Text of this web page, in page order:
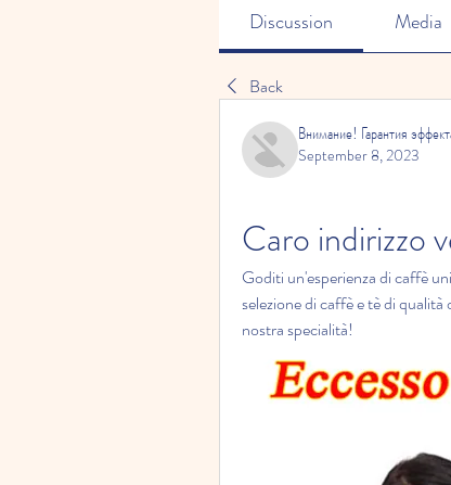
Discussion Media
Back
Внимание! Гарантия
September 8, 2023
Caro indirizzo
Goditi un'esperienza di caffè
selezione di caffè e tè di
nostra specialità!